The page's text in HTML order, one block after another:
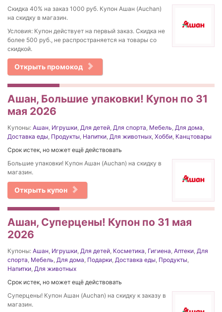
Cкидка 40% на заказ 1000 руб. Купон Ашан (Auchan)
на скидку в магазин.
Условия: Купон действует на первый заказ. Скидка не
более 500 руб., не распространяется на товары со
скидкой.
Открыть промокод
Ашан, Большие упаковки! Купон по 31
мая 2026
Купоны: Ашан, Игрушки, Для детей, Для спорта, Мебель, Для дома,
Доставка еды, Продукты, Напитки, Для животных, Хобби, Канцтовары
Срок истек, но может ещё действовать
Большие упаковки! Купон Ашан (Auchan) на скидку в
магазин.
Открыть купон
Ашан, Суперцены! Купон по 31 мая
2026
Купоны: Ашан, Игрушки, Для детей, Косметика, Гигиена, Аптеки, Для
спорта, Мебель, Для дома, Подарки, Доставка еды, Продукты,
Напитки, Для животных
Срок истек, но может ещё действовать
Суперцены! Купон Ашан (Auchan) на скидку к заказу в
магазин.